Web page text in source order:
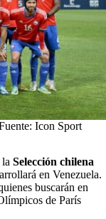
Icon Sport
la Selección chilena
en Venezuela.
buscarán en
de París